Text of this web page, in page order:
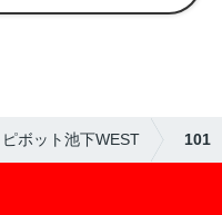
ピボット池下WEST 101